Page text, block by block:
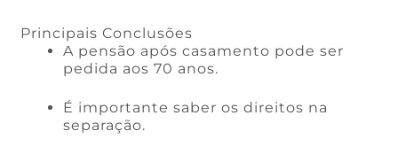
Principais Conclusões
A pensão após casamento pode ser
pedida aos 70 anos.
É importante saber os direitos na
separação.